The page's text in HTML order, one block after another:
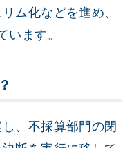
ム化などを進め、
います。
、不採算部門の閉